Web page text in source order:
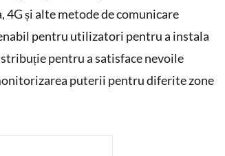
4G și alte metode de comunicare
pentru utilizatori pentru a instala
pentru a satisface nevoile
puterii pentru diferite zone